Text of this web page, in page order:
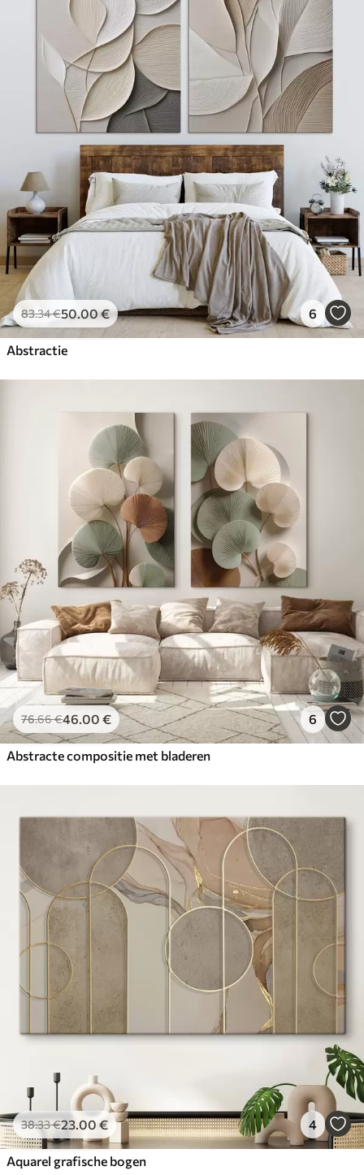
83.34€50.00€ 6
Abstractie
76.66€46.00 € 6
Abstracte compositie met bladeren
38.33€23.00 € 4
Aquarel grafische bogen